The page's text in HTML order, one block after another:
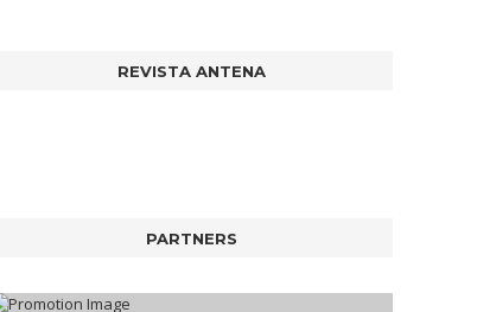
REVISTA ANTENA
PARTNERS